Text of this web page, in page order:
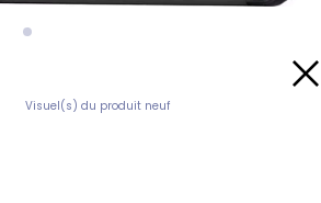
Visuel(s) du produit neuf